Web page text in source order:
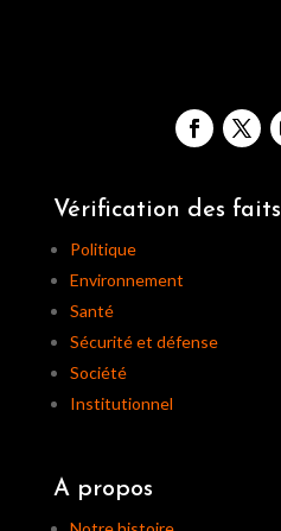
Vérification des faits
Politique
Environnement
Santé
Sécurité et défense
Société
Institutionnel
A propos